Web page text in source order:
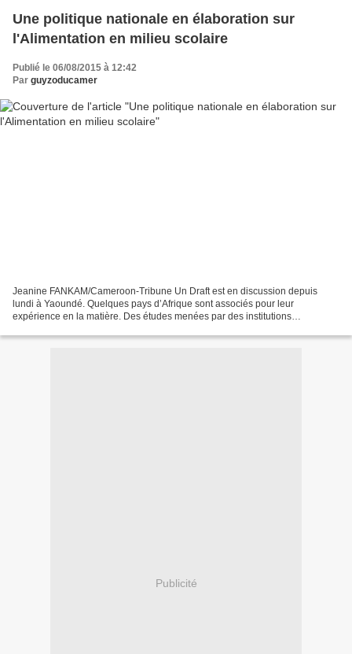
Une politique nationale en élaboration sur
l'Alimentation en milieu scolaire
Publié le 06/08/2015 à 12:42
Par guyzoducamer
Jeanine FANKAM/Cameroon-Tribune Un Draft est en discussion depuis
lundi à Yaoundé. Quelques pays d’Afrique sont associés pour leur
expérience en la matière. Des études menées par des institutions
Publicité